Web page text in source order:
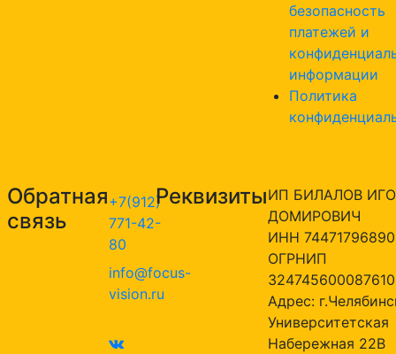
безопасность
платежей и
информации
Политика
Обратная
связь
+7(912)
771-42-
80
info@focus-
vision.ru
РеквизитыИП БИЛАЛОВ
ДОМИРОВИЧ
ИНН
ОГРНИП
324745600087610
Адрес:
Университетская
Набережная 22В